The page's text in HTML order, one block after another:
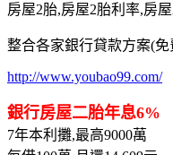
房屋2胎,房屋2胎利率,房
整合各家銀行貸款方案(免
http://www.youbao99.com/
銀行房屋二胎年息6%
7年本利攤,最高9000萬